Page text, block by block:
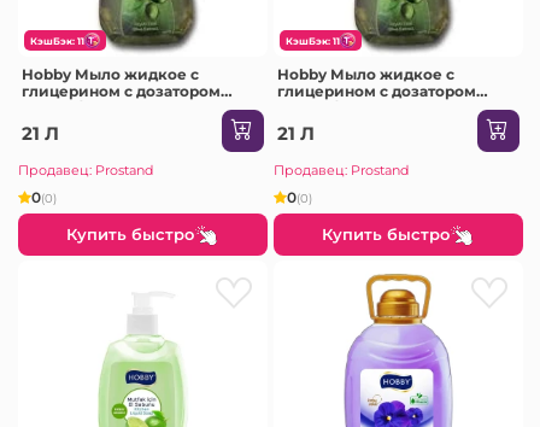
КэшБэк: 11
Hobby Мыло жидкое с
глицерином с дозатором
/FT160400EU)
21 Л
Продавец: Prostand
0(0)
Купить быстро
КэшБэк: 11
Hobby Мыло жидкое с
глицерином с дозатором
/FT150400LF)
21 Л
Продавец: Prostand
0(0)
Купить быстро